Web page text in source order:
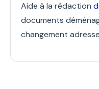
Aide à la rédaction
documents
changement